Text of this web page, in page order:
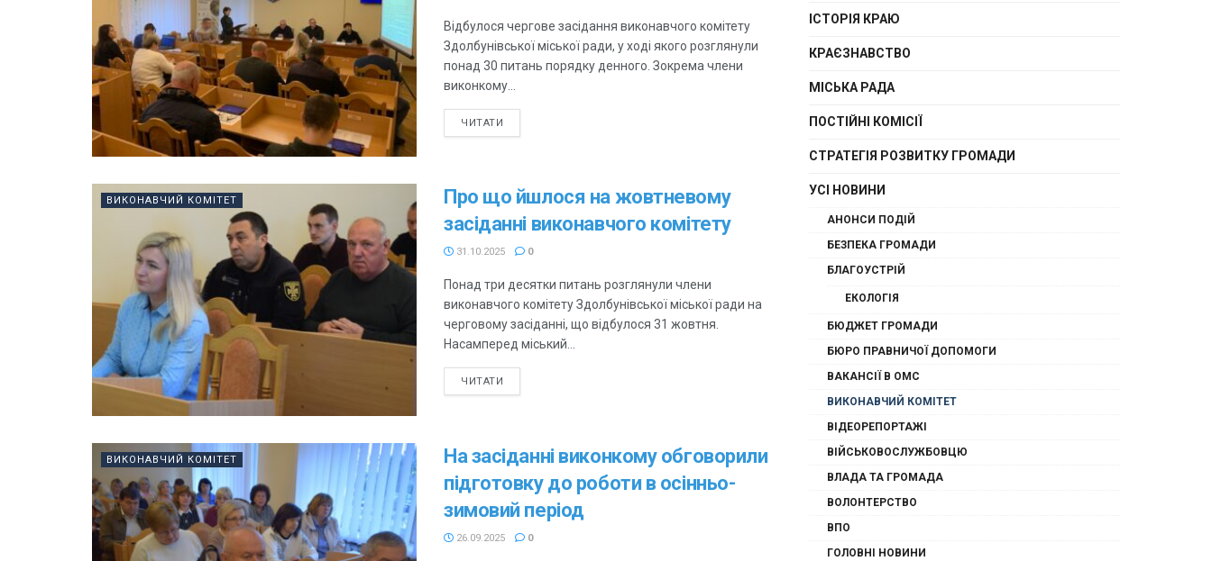
Відбулося чергове засідання виконавчого комітету
Здолбунівської міської ради, у ході якого розглянули
понад 30 питань порядку денного. Зокрема члени
виконкому...
ЧИТАТИ
ВИКОНАВЧИЙ КОМІТЕТ
Про що йшлося на жовтневому
засіданні виконавчого комітету
31.10.2025 0
Понад три десятки питань розглянули члени
виконавчого комітету Здолбунівської міської ради на
черговому засіданні, що відбулося 31 жовтня.
Насамперед міський...
ЧИТАТИ
ВИКОНАВЧИЙ КОМІТЕТ
На засіданні виконкому обговорили
підготовку до роботи в осінньо-
зимовий період
26.09.2025 0
ІСТОРІЯ КРАЮ
КРАЄЗНАВСТВО
МІСЬКА РАДА
ПОСТІЙНІ КОМІСІЇ
СТРАТЕГІЯ РОЗВИТКУ ГРОМАДИ
УСІ НОВИНИ
АНОНСИ ПОДІЙ
БЕЗПЕКА ГРОМАДИ
БЛАГОУСТРІЙ
ЕКОЛОГІЯ
БЮДЖЕТ ГРОМАДИ
БЮРО ПРАВНИЧОЇ ДОПОМОГИ
ВАКАНСІЇ В ОМС
ВИКОНАВЧИЙ КОМІТЕТ
ВІДЕОРЕПОРТАЖІ
ВІЙСЬКОВОСЛУЖБОВЦЮ
ВЛАДА ТА ГРОМАДА
ВОЛОНТЕРСТВО
ВПО
ГОЛОВНІ НОВИНИ